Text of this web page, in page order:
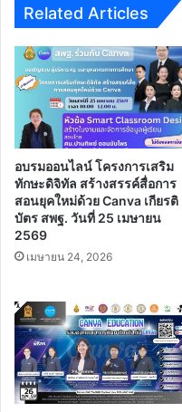
ใน
ปีงบประมาณ
พ.ศ.
2564
(1
ตุลาคม
2563)
ยื่น
ขอรับ
บำเหน็จ
บำนาญ
ล่วง
หน้า
Related Articles
อบรมออนไลน์ โครงการเสริม
ทักษะดิจิทัล สร้างสรรค์สื่อการ
สอนยุคใหม่ด้วย Canva เกียรติ
บัตร สพฐ. วันที่ 25 เมษายน
2569
เมษายน 24, 2026